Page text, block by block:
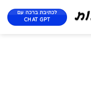
לכתיבת ברכה עם
CHAT GPT